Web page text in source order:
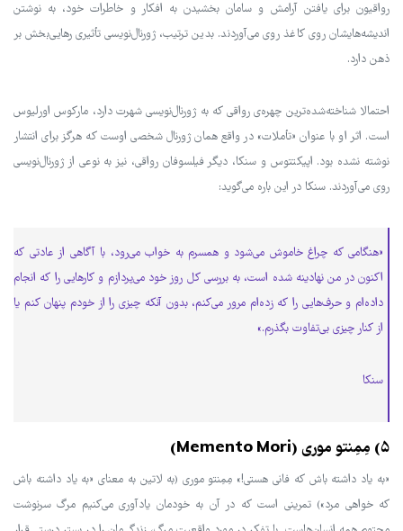
رواقیون برای یافتن آرامش و سامان بخشیدن به افکار و خاطرات خود، به نوشتن
اندیشه‌هایشان روی کاغذ روی می‌آوردند. بدین ترتیب، ژورنال‌نویسی تأثیری رهایی‌بخش بر
ذهن دارد.
احتمالا شناخته‌شده‌ترین چهره‌ی رواقی که به ژورنال‌نویسی شهرت دارد، مارکوس اورلیوس
است. اثر او با عنوان «تأملات» در واقع همان ژورنال شخصی اوست که هرگز برای انتشار
نوشته نشده بود. اپیکتتوس و سنکا، دیگر فیلسوفان رواقی، نیز به نوعی از ژورنال‌نویسی
روی می‌آوردند. سنکا در این باره می‌گوید:
«هنگامی که چراغ خاموش می‌شود و همسرم به خواب می‌رود، با آگاهی از عادتی که
اکنون در من نهادینه شده است، به بررسی کل روز خود می‌پردازم و کارهایی را که انجام
داده‌ام و حرف‌هایی را که زده‌ام مرور می‌کنم، بدون آنکه چیزی را از خودم پنهان کنم یا
از کنار چیزی بی‌تفاوت بگذرم.»
سنکا
۵) مِمِنتو موری (Memento Mori)
«به یاد داشته باش که فانی هستی!» مِمِنتو موری (به لاتین به معنای «به یاد داشته باش
که خواهی مرد») تمرینی است که در آن به خودمان یادآوری می‌کنیم مرگ سرنوشت